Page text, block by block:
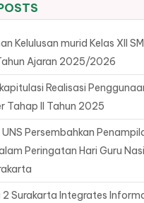
Kelulusan murid Kelas XII
Ajaran 2025/2026
Realisasi
Tahap II Tahun 2025
Persembahkan
Peringatan Hari Guru
2 Surakarta Integrates